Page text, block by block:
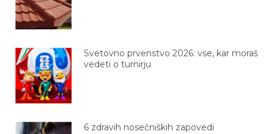
Svetovno prvenstvo 2026: vse, kar moraš
vedeti o turnirju
6 zdravih nosečniških zapovedi